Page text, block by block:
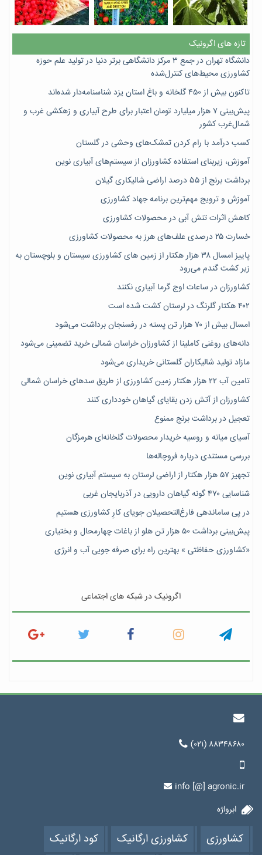
تازه های اگرونیک
دانشگاه تهران در جمع ۳ مرکز دانشگاهی برتر دنیا در تولید علم حوزه
کشاورزی محیط‌های کنترل‌شده
تاکنون بیش از ۴۵۰ گلخانه و باغ استان یزد شناسنامه‌دار شده‌اند
پیش‌بینی ۷‌ هزار میلیارد تومان اعتبار برای طرح آبیاری و زهکشی غرب و
شمال‌غرب کشور
کسب درآمد با رام کردن تمشک‌های وحشی در گلستان
آموزش، زیربنای استفاده کشاورزان از سیستم‌های آبیاری نوین
برداشت برنج از ۵۵ درصد اراضی شالیکاری گیلان
آموزش و ترویج مهم‌ترین برنامه جهاد کشاورزی
کاهش اثرات تنش آبی در محصولات کشاورزی
خسارت ۲۵ درصدی علف‌های هرز به محصولات کشاورزی
پاییز امسال ۳۸ هزار هکتار از زمین های کشاورزی سیستان و بلوچستان به
زیر کشت گندم می‌رود
کشاورزان در ساعات اوج گرما آبیاری نکنند
۴۰۲ هکتار گلرنگ در لرستان کشت شده است
امسال بیش از ۷۰ هزار تن پسته در رفسنجان برداشت می‌شود
دانه‌های روغنی کاملینا از کشاورزان خراسان شمالی خرید تضمینی می‌شود
مازاد تولید شالیکاران گلستانی خریداری می‌شود
تامین آب ۲۲ هزار هکتار زمین کشاورزی از طریق سدهای خراسان شمالی
کشاورزان از آتش زدن بقایای گیاهان خودداری کنند
تعجیل در برداشت برنج ممنوع
آسیای میانه و روسیه خریدار محصولات گلخانه‌ای هرمزگان
بررسی مستندی درباره فروچاله‌ها
تجهیز ۵۷ هزار هکتار از اراضی لرستان به سیستم آبیاری نوین
شناسایی ۴۷٠ گونه گیاهان دارویی در آذربایجان غربی
در پی ساماندهی فارغ‌التحصیلان جویای کارِ کشاورزی هستیم
پیش‎‌بینی برداشت ۵۰ هزار تن هلو از باغات چهارمحال و بختیاری
«کشاورزی حفاظتی » بهترین راه برای صرفه جویی آب و انرژی
اگرونیک در شبکه های اجتماعی
(۰۲۱) ۸۸۳۴۸۶۸۰
info [@] agronic.ir
ابرواژه
کشاورزی کشاورزی ارگانیک کود ارگانیک